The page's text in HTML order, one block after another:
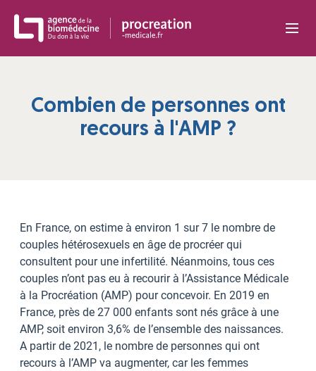
Combien de personnes ont
recours à l'AMP ?
En France, on estime à environ 1 sur 7 le nombre de
couples hétérosexuels en âge de procréer qui
consultent pour une infertilité. Néanmoins, tous ces
couples n’ont pas eu à recourir à l’Assistance Médicale
à la Procréation (AMP) pour concevoir. En 2019 en
France, près de 27 000 enfants sont nés grâce à une
AMP, soit environ 3,6% de l’ensemble des naissances.
A partir de 2021, le nombre de personnes qui ont
recours à l’AMP va augmenter, car les femmes